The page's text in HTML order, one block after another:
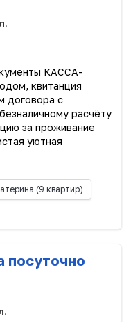
КАССА-
квитанция
договора с
расчёту
за проживание
Чистая уютная
(9 квартир)
посуточно